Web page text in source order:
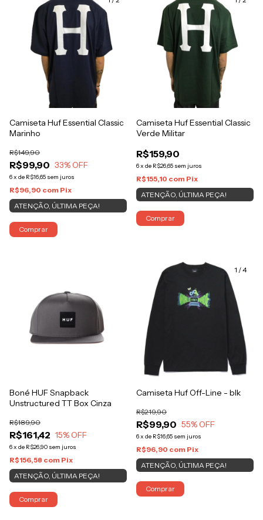
Camiseta Huf Essential Classic
Marinho
R$99,90
R$149,90
33% OFF
6x de R$16,65 sem juros
R$96,90 com Pix
ATENÇÃO, ÚLTIMA PEÇA!
Comprar
Camiseta Huf Essential Classic
Verde Militar
R$159,90
6x de R$26,65 sem juros
R$155,10 com Pix
ATENÇÃO, ÚLTIMA PEÇA!
Comprar
Boné HUF Snapback
Unstructured TT Box Cinza
R$161,42
R$189,90
15% OFF
6x de R$26,90 sem juros
R$156,58 com Pix
ATENÇÃO, ÚLTIMA PEÇA!
Comprar
1 /4
Camiseta Huf Off-Line - blk
R$99,90
R$219,90
55% OFF
6x de R$16,65 sem juros
R$96,90 com Pix
ATENÇÃO, ÚLTIMA PEÇA!
Comprar